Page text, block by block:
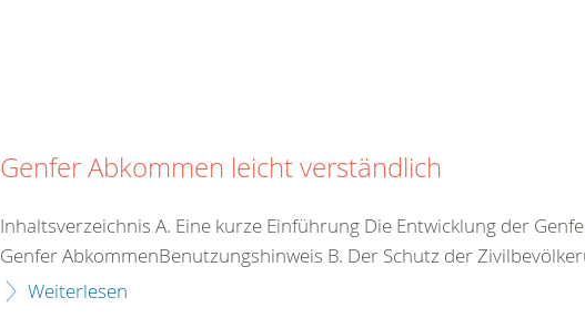
Genfer Abkommen leicht verständlich
Inhaltsverzeichnis A. Eine kurze Einführung Die Entwicklung der
Genfer AbkommenBenutzungshinweis B. Der Schutz der
Weiterlesen